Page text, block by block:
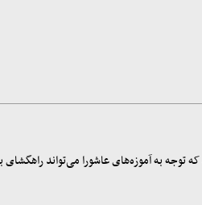
توجه به آموزه‌های عاشورا می‌تواند